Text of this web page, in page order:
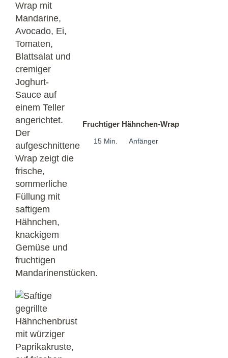
Fruchtiger Hähnchen-Wrap
15 Min. Anfänger